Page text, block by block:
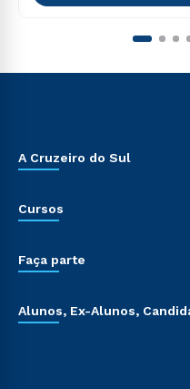
A Cruzeiro do Sul
Cursos
Faça parte
Alunos, Ex-Alunos,